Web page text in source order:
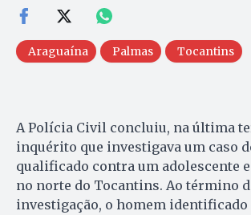
Araguaína Palmas Tocantins
A Polícia Civil concluiu, na última
inquérito que investigava um caso
qualificado contra um adolescente
no norte do Tocantins. Ao término
investigação, o homem